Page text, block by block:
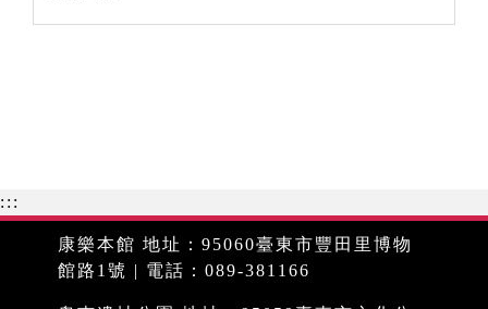
:::
康樂本館 地址：95060臺東市豐田里博物
館路1號 | 電話：089-381166